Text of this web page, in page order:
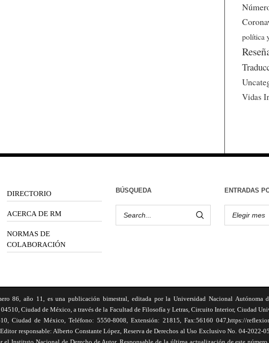
política
Vidas
DIRECTORIO
ACERCA DE RM
NORMAS DE
COLABORACIÓN
BÚSQUEDA ENTRADAS
86, año 11, es una publicación bimestral, editada por la Universidad Nacional Autónoma
Ciudad de México, a través de la Facultad de Filosofía y Letras, Circuito Interior, Ciudad
Ciudad de México, Teléfono: 5550-8008, Extensión: 21815, Fax:56160 047,https://
responsable: Alberto Constante López, Reserva de Derechos al Uso Exclusivo No. 04-2022-